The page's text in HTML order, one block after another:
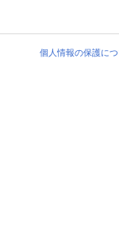
個人情報の保護に